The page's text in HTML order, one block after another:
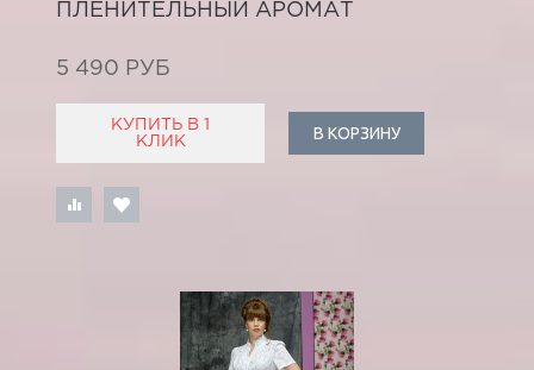
ПЛЕНИТЕЛЬНЫЙ АРОМАТ
5 490 РУБ
КУПИТЬ В 1
КЛИК
В КОРЗИНУ